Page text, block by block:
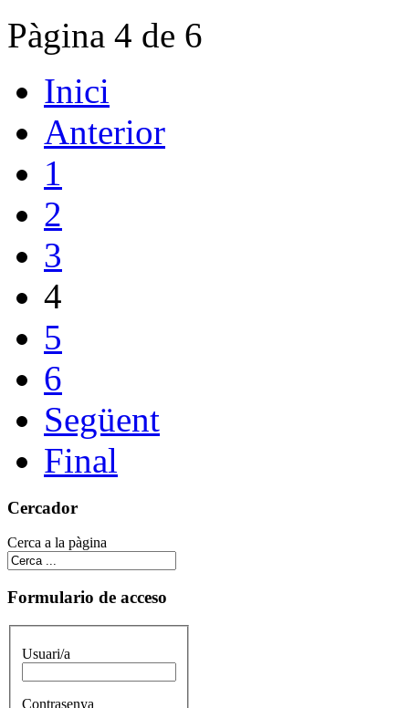
Pàgina 4 de 6
Inici
Anterior
1
2
3
4
5
6
Següent
Final
Cercador
Cerca a la pàgina
Formulario de acceso
Usuari/a
Contrasenya